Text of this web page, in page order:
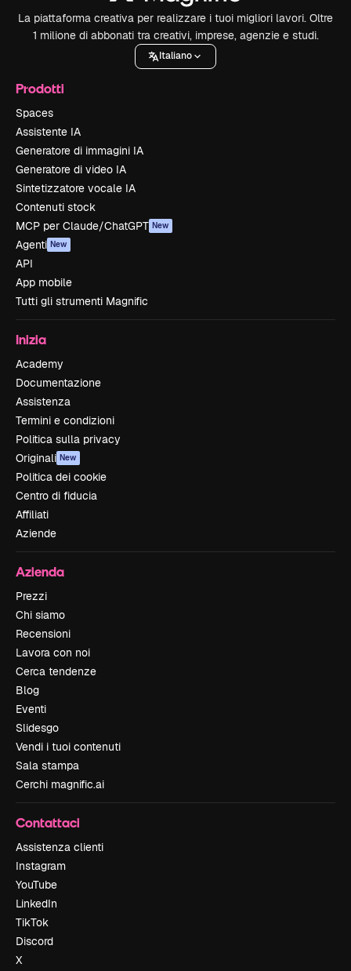
La piattaforma creativa per realizzare i tuoi migliori lavori. Oltre
1 milione di abbonati tra creativi, imprese, agenzie e studi.
Italiano
Prodotti
Spaces
Assistente IA
Generatore di immagini IA
Generatore di video IA
Sintetizzatore vocale IA
Contenuti stock
MCP per Claude/ChatGPT New
Agenti New
API
App mobile
Tutti gli strumenti Magnific
Inizia
Academy
Documentazione
Assistenza
Termini e condizioni
Politica sulla privacy
Originali New
Politica dei cookie
Centro di fiducia
Affiliati
Aziende
Azienda
Prezzi
Chi siamo
Recensioni
Lavora con noi
Cerca tendenze
Blog
Eventi
Slidesgo
Vendi i tuoi contenuti
Sala stampa
Cerchi magnific.ai
Contattaci
Assistenza clienti
Instagram
YouTube
LinkedIn
TikTok
Discord
X